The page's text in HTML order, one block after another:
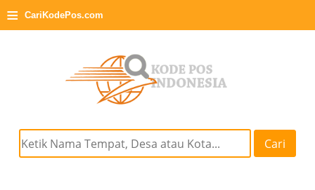
≡ CariKodePos.com
Cari